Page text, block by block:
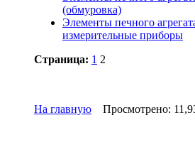
(обмуровка)
Элементы печного
измерительные приборы
Страница: 1 2
На главную Просмотрено: